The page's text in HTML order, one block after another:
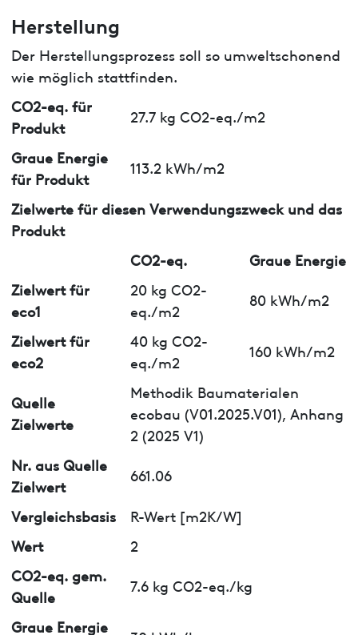
Herstellung
Der Herstellungsprozess soll so umweltschonend
wie möglich stattfinden.
CO2-eq. für
Produkt
27.7 kg CO2-eq./m2
Graue Energie
für Produkt
113.2 kWh/m2
Zielwerte für diesen Verwendungszweck und das
Produkt
CO2-eq.
Graue Energie
Zielwert für
eco1
20 kg CO2-
eq./m2
80 kWh/m2
Zielwert für
eco2
40 kg CO2-
eq./m2
160 kWh/m2
Quelle
Zielwerte
Methodik Baumaterialen
ecobau (V01.2025.V01), Anhang
2 (2025 V1)
Nr. aus Quelle
Zielwert
661.06
Vergleichsbasis
R-Wert [m2K/W]
Wert
2
CO2-eq. gem.
Quelle
7.6 kg CO2-eq./kg
Graue Energie